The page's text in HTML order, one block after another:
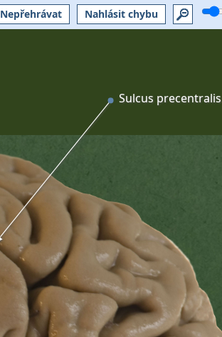
Nahlásit chybu
Nepřehrávat
Sulcus precentralis